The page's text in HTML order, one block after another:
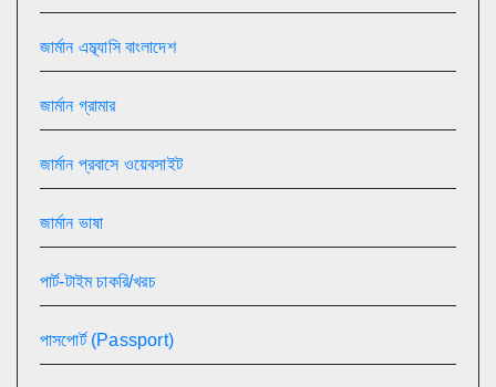
জার্মান এম্ব্যাসি বাংলাদেশ
জার্মান গ্রামার
জার্মান প্রবাসে ওয়েবসাইট
জার্মান ভাষা
পার্ট-টাইম চাকরি/খরচ
পাসপোর্ট (Passport)